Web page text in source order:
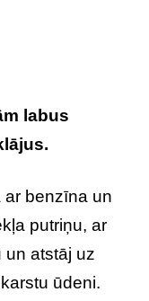
labus
ar benzīna un
putriņu, ar
un atstāj uz
ūdeni.